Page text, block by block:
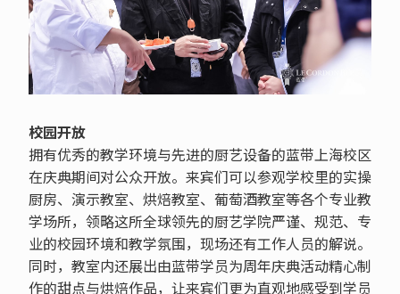
校园开放
拥有优秀的教学环境与先进的厨艺设备的蓝带上海校区
在庆典期间对公众开放。来宾们可以参观学校里的实操
厨房、演示教室、烘焙教室、葡萄酒教室等各个专业教
学场所，领略这所全球领先的厨艺学院严谨、规范、专
业的校园环境和教学氛围，现场还有工作人员的解说。
同时，教室内还展出由蓝带学员为周年庆典活动精心制
作的甜点与烘焙作品，让来宾们更为直观地感受到学员